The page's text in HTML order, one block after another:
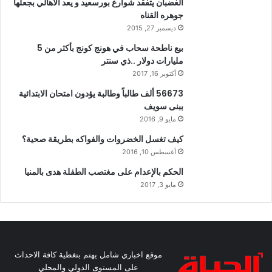
الغضبان يتفقد شوارع بورسعيد و يعد الاهالي بجعلها
جوهره القناه
ديسمبر 27, 2015
بيع ناطحة سحاب في هونج كونج بأكثر من 5
مليارات دولار ..ذي سنتر
أكتوبر 16, 2017
56673 ألف طالباً وطالبة يؤدون امتحان الابتدائية
ببنى سويف
مايو 9, 2016
كيف تغسل الخضروات والفواكه بطريقة صحية؟
أغسطس 10, 2016
الحكم بالإعدام على مغتصب الطفلة هدى بالمنيا
مايو 3, 2017
موقع اخباري شامل يهتم بتغطية كافة الاحداث
على المستوى الدولي والمحلي